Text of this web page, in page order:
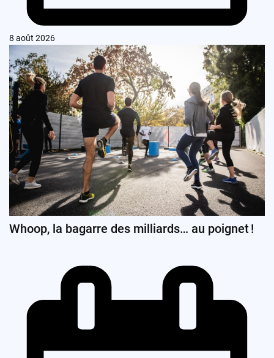
8 août 2026
Whoop, la bagarre des milliards… au poignet !